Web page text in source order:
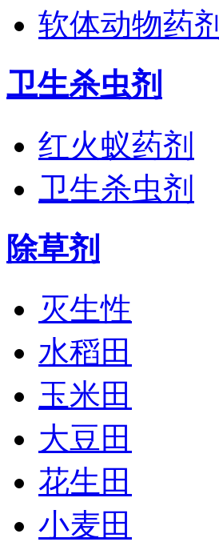
软体动物药剂
卫生杀虫剂
红火蚁药剂
卫生杀虫剂
除草剂
灭生性
水稻田
玉米田
大豆田
花生田
小麦田